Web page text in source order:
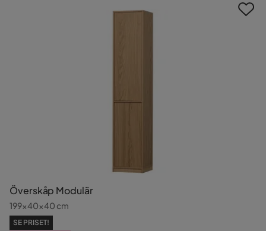
Överskåp Modulär
199x40x40 cm
SE PRISET!